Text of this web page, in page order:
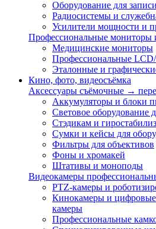
Оборудование для
Радиосистемы и
Усилители мощности и
Профессиональные мониторы
Медицинские мониторы
Профессиональные
Эталонные и
Кино, фото, видеосъёмка
Аксессуары съёмочные →
Аккумуляторы и блоки
Световое оборудование
Стэдикам и
Сумки и кейсы для
Фильтры для объективов
Фоны и хромакей
Штативы и моноподы
Видеокамеры
PTZ-камеры и
Кинокамеры и цифровые
камеры
Профессиональные